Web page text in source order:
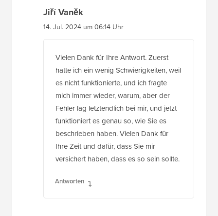
Jiří Vaněk
14. Jul. 2024 um 06:14 Uhr
Vielen Dank für Ihre Antwort. Zuerst
hatte ich ein wenig Schwierigkeiten, weil
es nicht funktionierte, und ich fragte
mich immer wieder, warum, aber der
Fehler lag letztendlich bei mir, und jetzt
funktioniert es genau so, wie Sie es
beschrieben haben. Vielen Dank für
Ihre Zeit und dafür, dass Sie mir
versichert haben, dass es so sein sollte.
Antworten